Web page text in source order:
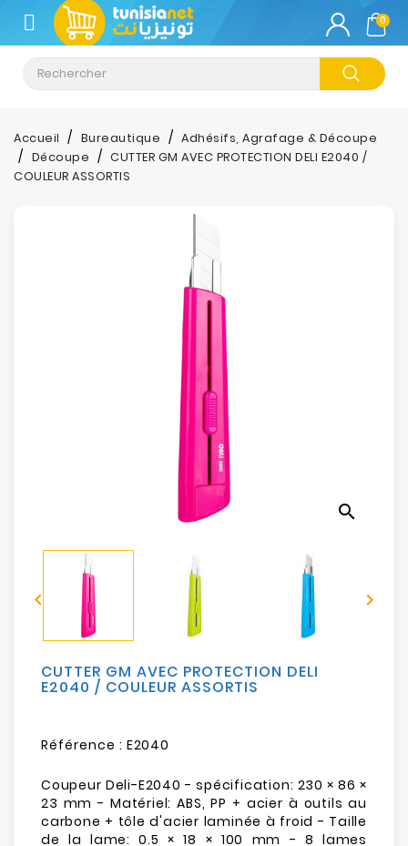
CATÉGORIE
Climatisation
Informatique
Téléphonie
Sécurité
Mobilités
Loisirs
0
Accueil Bureautique
Adhésifs, Agrafage & Découpe
Découpe
CUTTER GM AVEC PROTECTION DELI E2040 /
COULEUR ASSORTIS
search
 
CUTTER GM AVEC PROTECTION DELI
E2040 / COULEUR ASSORTIS
Référence : E2040
Coupeur Deli-E2040 - spécification: 230 × 86 ×
23 mm - Matériel: ABS, PP + acier à outils au
carbone + tôle d'acier laminée à froid - Taille
de la lame: 0.5 × 18 × 100 mm - 8 lames